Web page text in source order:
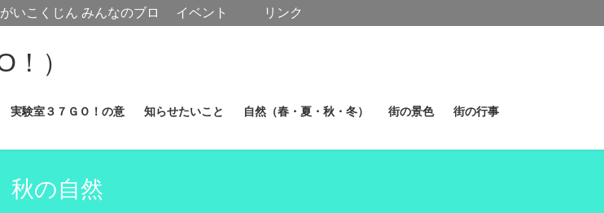
実験室３７ＧＯ！の意 知らせたいこと 自然（春・夏・秋・冬） 街の景色 街の行事
秋の自然
がいこくじん みんなのブロ
イベント リンク